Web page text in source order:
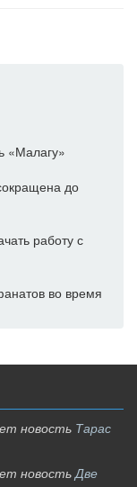
«Малагу»
до
работу с
во время
новость Тарас
новость Две